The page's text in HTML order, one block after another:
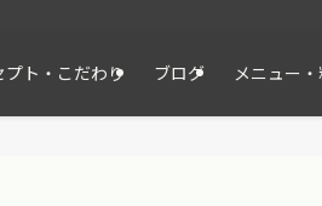
プト・こだわり ブログ メニュー